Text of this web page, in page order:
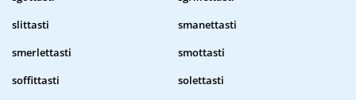
slittasti
smanettasti
smerlettasti
smottasti
soffittasti
solettasti